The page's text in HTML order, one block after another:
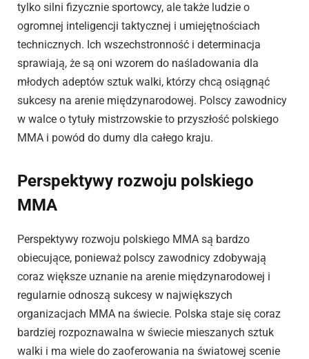
tylko silni fizycznie sportowcy, ale także ludzie o
ogromnej inteligencji taktycznej i umiejętnościach
technicznych. Ich wszechstronność i determinacja
sprawiają, że są oni wzorem do naśladowania dla
młodych adeptów sztuk walki, którzy chcą osiągnąć
sukcesy na arenie międzynarodowej. Polscy zawodnicy
w walce o tytuły mistrzowskie to przyszłość polskiego
MMA i powód do dumy dla całego kraju.
Perspektywy rozwoju polskiego
MMA
Perspektywy rozwoju polskiego MMA są bardzo
obiecujące, ponieważ polscy zawodnicy zdobywają
coraz większe uznanie na arenie międzynarodowej i
regularnie odnoszą sukcesy w największych
organizacjach MMA na świecie. Polska staje się coraz
bardziej rozpoznawalna w świecie mieszanych sztuk
walki i ma wiele do zaoferowania na światowej scenie